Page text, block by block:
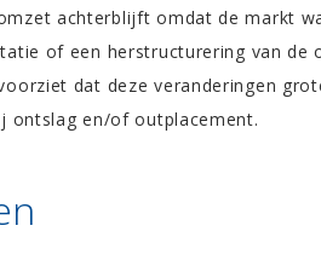
achterblijft omdat de markt
of een herstructurering van
dat deze veranderingen
ontslag en/of outplacement.